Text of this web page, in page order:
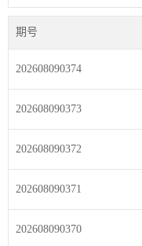
期号
202608090374
202608090373
202608090372
202608090371
202608090370